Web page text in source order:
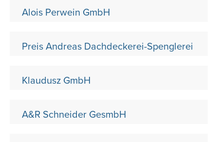
Alois Perwein GmbH
Preis Andreas Dachdeckerei-Spenglerei
Klaudusz GmbH
A&R Schneider GesmbH